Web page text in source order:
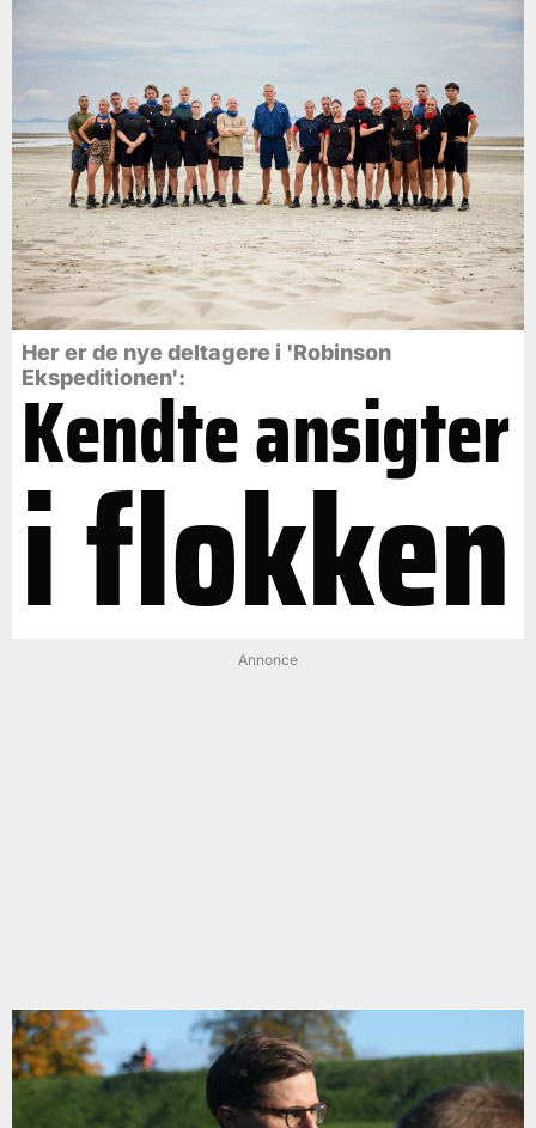
Her er de nye deltagere i 'Robinson
Ekspeditionen':
Kendte ansigter
i flokken
Annonce